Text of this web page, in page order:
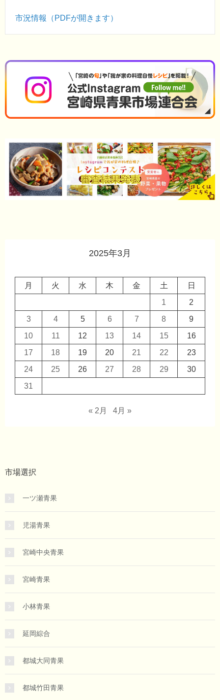
市況情報（PDFが開きます）
2025年3月
月 火 水 木 金 土
日
1
2
3
4 5 6 7 8
9
10
11 12 13 14 15
16
17
18 19 20 21 22
23
24
25 26 27 28 29
30
31
« 2月 4月 »
市場選択
一ツ瀬青果
児湯青果
宮崎中央青果
宮崎青果
小林青果
延岡綜合
都城大同青果
都城竹田青果